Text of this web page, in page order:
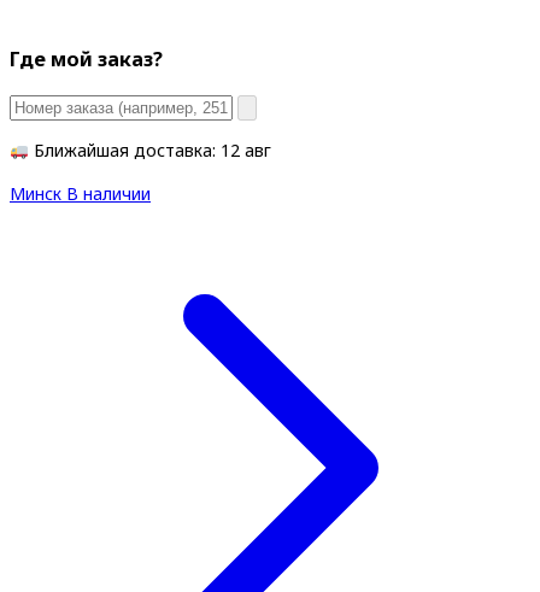
Где мой заказ?
Ближайшая доставка: 12 авг
Минск В наличии